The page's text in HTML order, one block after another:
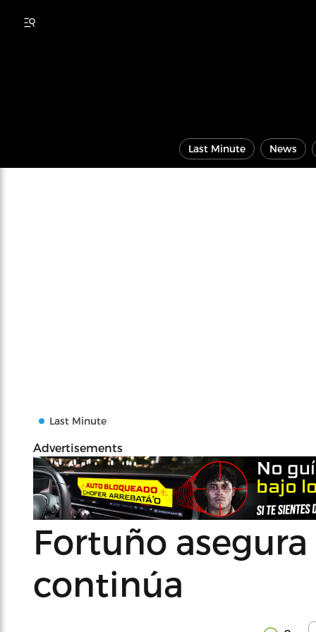
Last Minute News
Last Minute
Advertisements
Fortuño
continúa